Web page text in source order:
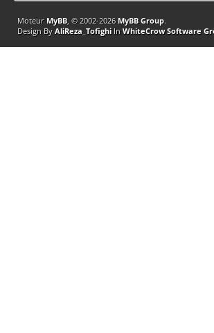
Moteur MyBB, © 2002-2026 MyBB Group.
Design By AliReza_TofighiIn WhiteCrow Software